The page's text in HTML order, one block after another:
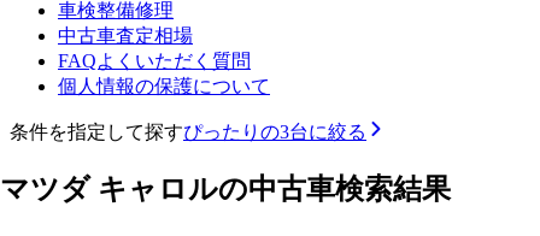
車検整備修理
中古車査定相場
FAQよくいただく質問
個人情報の保護について
条件を指定して探すぴったりの3台に絞る
マツダ キャロルの中古車検索結果